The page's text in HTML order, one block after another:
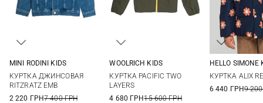
MINI RODINI KIDS
КУРТКА ДЖИНСОВАЯ
RITZRATZ EMB
2 220 ГРН7 400 ГРН
WOOLRICH KIDS
КУРТКА PACIFIC TWO
LAYERS
4 680 ГРН15 600 ГРН
HELLO SIMONE
КУРТКА ALIX
6 440 ГРН9